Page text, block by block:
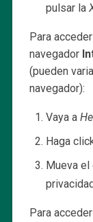
pulsar la
Para
navegador
(pueden
navegador):
Vaya a
Haga
Mueva
Para